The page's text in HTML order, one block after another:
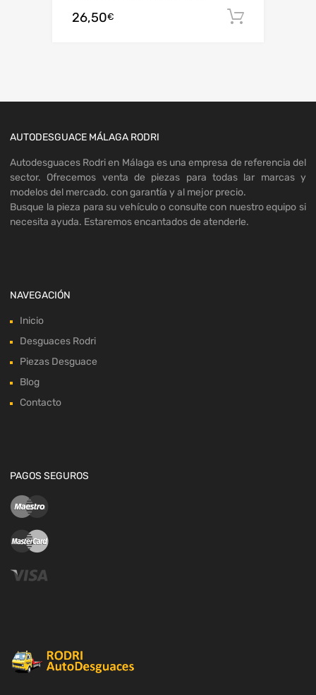
26,50€
AUTODESGUACE MÁLAGA RODRI
Autodesguaces Rodri en Málaga es una empresa de referencia del
sector. Ofrecemos venta de piezas para todas lar marcas y
modelos del mercado. con garantía y al mejor precio.
Busque la pieza para su vehículo o consulte con nuestro equipo si
necesita ayuda. Estaremos encantados de atenderle.
NAVEGACIÓN
Inicio
Desguaces Rodri
Piezas Desguace
Blog
Contacto
PAGOS SEGUROS